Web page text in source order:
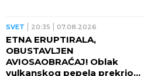
MALOLETNIKA, UVUKLI GA U
JEZIVU ZAMKU!
SVET 20:35 07.08.2026
ETNA ERUPTIRALA,
OBUSTAVLJEN
AVIOSAOBRAĆAJ! Oblak
vulkanskog pepela prekrio